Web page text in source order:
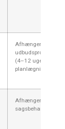
Afhænger af
udbudsproceduren
(4–12 uger inkl.
planlægning)
Afhænger af
sagsbehandling